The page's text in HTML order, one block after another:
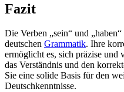
Fazit
Die Verben „sein“ und
deutschen Grammatik. Ihre
ermöglicht es, sich präzise und
das Verständnis und den
Sie eine solide Basis für den
Deutschkenntnisse.